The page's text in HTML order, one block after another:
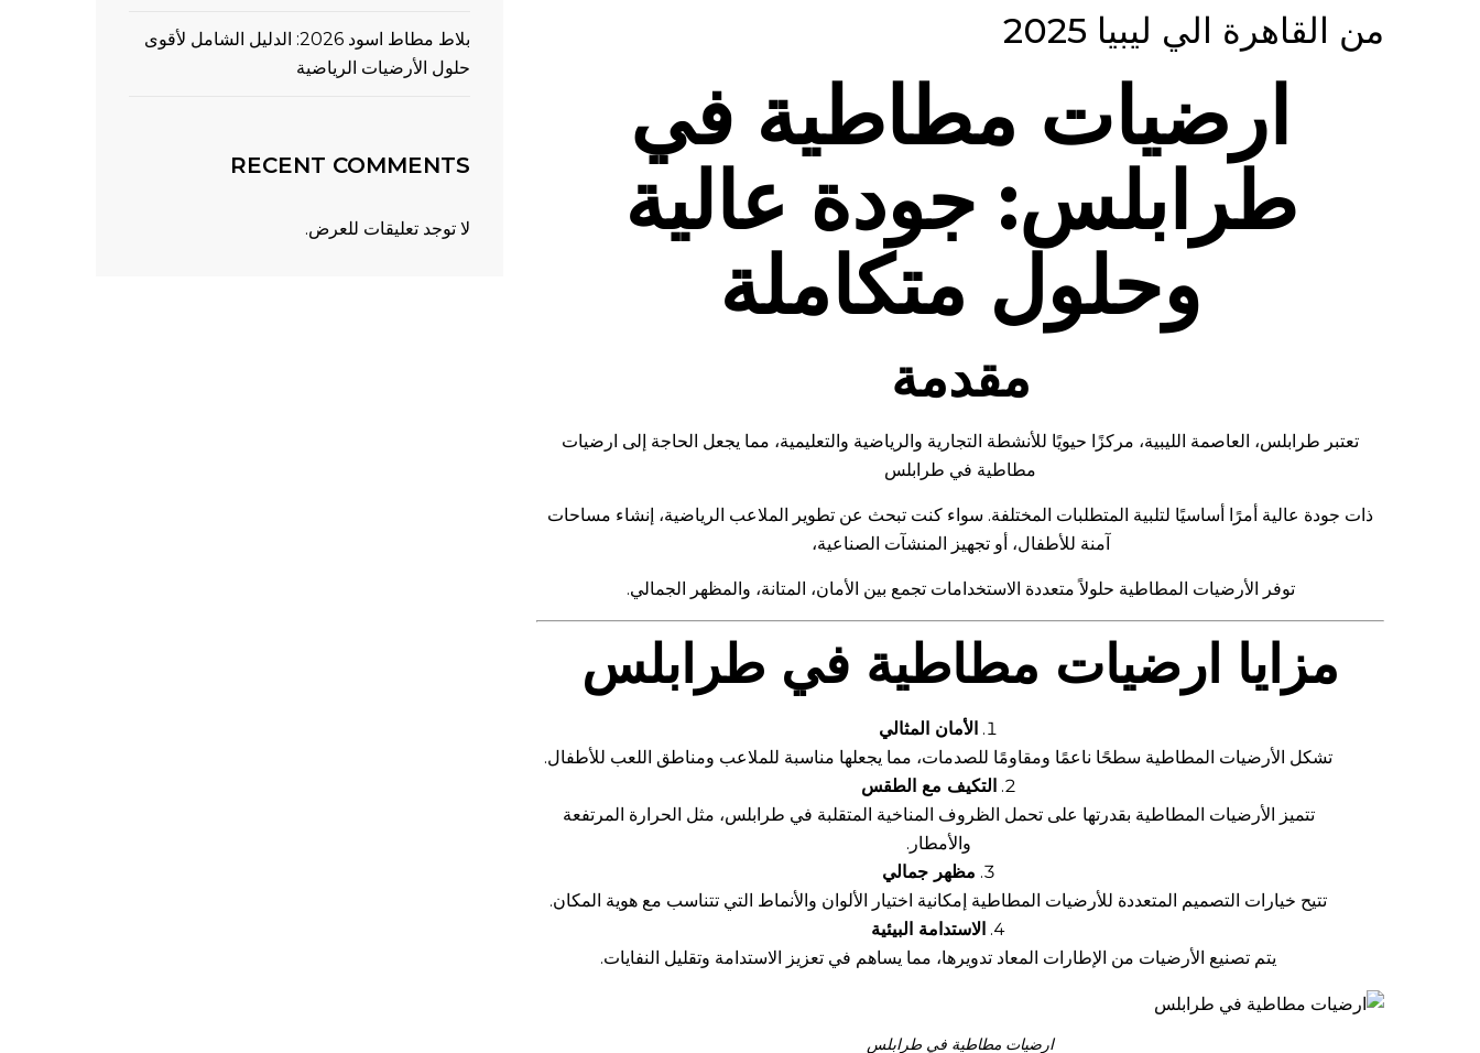
من القاهرة الي ليبيا 2025
ارضيات مطاطية في
طرابلس: جودة عالية
وحلول متكاملة
مقدمة
تعتبر طرابلس، العاصمة الليبية، مركزًا حيويًا للأنشطة التجارية والرياضية والتعليمية، مما يجعل الحاجة إلى ارضيات
مطاطية في طرابلس
ذات جودة عالية أمرًا أساسيًا لتلبية المتطلبات المختلفة. سواء كنت تبحث عن تطوير الملاعب الرياضية، إنشاء مساحات
آمنة للأطفال، أو تجهيز المنشآت الصناعية،
توفر الأرضيات المطاطية حلولاً متعددة الاستخدامات تجمع بين الأمان، المتانة، والمظهر الجمالي.
مزايا ارضيات مطاطية في طرابلس
الأمان المثالي
تشكل الأرضيات المطاطية سطحًا ناعمًا ومقاومًا للصدمات، مما يجعلها مناسبة للملاعب ومناطق اللعب للأطفال.
التكيف مع الطقس
تتميز الأرضيات المطاطية بقدرتها على تحمل الظروف المناخية المتقلبة في طرابلس، مثل الحرارة المرتفعة
والأمطار.
مظهر جمالي
تتيح خيارات التصميم المتعددة للأرضيات المطاطية إمكانية اختيار الألوان والأنماط التي تتناسب مع هوية المكان.
الاستدامة البيئية
يتم تصنيع الأرضيات من الإطارات المعاد تدويرها، مما يساهم في تعزيز الاستدامة وتقليل النفايات.
ارضيات مطاطية في طرابلس
بلاط مطاط اسود 2026: الدليل الشامل لأقوى
حلول الأرضيات الرياضية
RECENT COMMENTS
لا توجد تعليقات للعرض.